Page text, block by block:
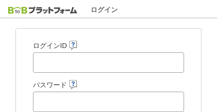
ログイン
ログインID
パスワード